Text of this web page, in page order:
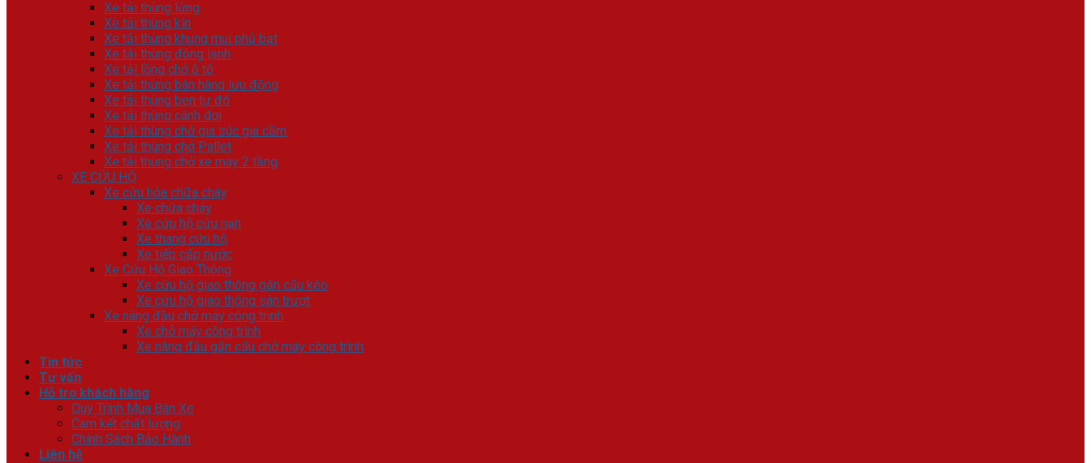
Xe tải thùng lửng
Xe tải thùng kín
Xe tải thùng khung mui phủ bạt
Xe tải thùng đông lạnh
Xe tải lồng chở ô tô
Xe tải thùng bán hàng lưu động
Xe tải thùng ben tự đổ
Xe tải thùng cánh dơi
Xe tải thùng chở gia súc gia cầm
Xe tải thùng chở Pallet
Xe tải thùng chở xe máy 2 tầng
XE CỨU HỘ
Xe cứu hỏa chữa cháy
Xe chữa cháy
Xe cứu hộ cứu nạn
Xe thang cứu hộ
Xe tiếp cấp nước
Xe Cứu Hộ Giao Thông
Xe cứu hộ giao thông gắn cẩu kéo
Xe cứu hộ giao thông sàn trượt
Xe nâng đầu chở máy công trình
Xe chở máy công trình
Xe nâng đầu gắn cẩu chở máy công trình
Tin tức
Tư vấn
Hỗ trợ khách hàng
Quy Trình Mua Bán Xe
Cam kết chất lượng
Chính Sách Bảo Hành
Liên hệ